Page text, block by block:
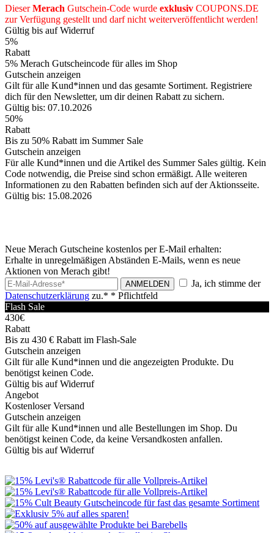
DieserMerach Gutschein-Code wurde exklusiv COUPONS.DE
zur Verfügung gestellt und darf nicht weiterveröffentlicht werden!
Gültig bis auf Widerruf
5%
Rabatt
5% Merach Gutscheincode für alles im Shop
Gutschein anzeigen
Gilt für alle Kund*innen und das gesamte Sortiment. Registriere
dich für den Newsletter, um dir deinen Rabatt zu sichern.
Gültig bis: 07.10.2026
50%
Rabatt
Bis zu 50% Rabatt im Summer Sale
Gutschein anzeigen
Für alle Kund*innen und die Artikel des Summer Sales gültig. Kein
Code notwendig, die Preise sind schon ermäßigt. Alle weiteren
Informationen zu den Rabatten befinden sich auf der Aktionsseite.
Gültig bis: 15.08.2026
Neue Merach Gutscheine kostenlos per E-Mail erhalten:
Erhalte in unregelmäßigen Abständen E-Mails, wenn es neue
Aktionen von Merach gibt!
ANMELDEN
Ja, ich stimme der
Datenschutzerklärung zu.* * Pflichtfeld
Flash Sale
430€
Rabatt
Bis zu 430 € Rabatt im Flash-Sale
Gutschein anzeigen
Gilt für alle Kund*innen und die angezeigten Produkte. Du
benötigst keinen Code.
Gültig bis auf Widerruf
Angebot
Kostenloser Versand
Gutschein anzeigen
Gilt für alle Kund*innen und alle Bestellungen im Shop. Du
benötigst keinen Code, da keine Versandkosten anfallen.
Gültig bis auf Widerruf